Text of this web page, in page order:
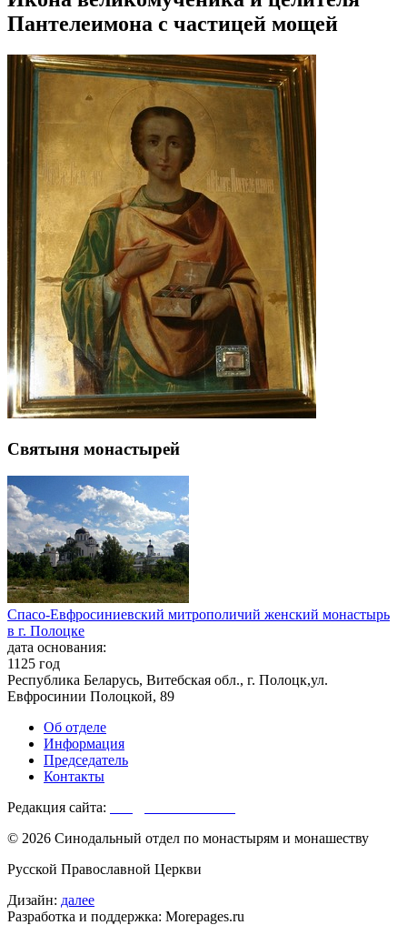
Пантелеимона с частицей мощей
Святыня монастырей
Спасо-Евфросиниевский митрополичий женский монастырь
в г. Полоцке
дата основания:
1125 год
Республика Беларусь, Витебская обл., г. Полоцк,ул.
Евфросинии Полоцкой, 89
Об отделе
Информация
Председатель
Контакты
Редакция сайта:
© 2026 Синодальный отдел по монастырям и монашеству
Русской Православной Церкви
Дизайн: далее
Разработка и поддержка: Morepages.ru